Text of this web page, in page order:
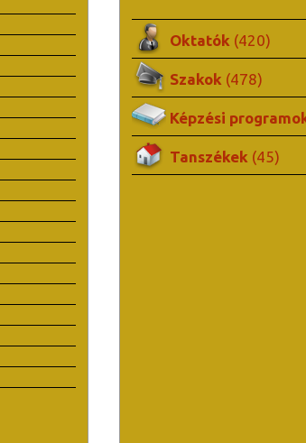
Oktatók (420)
Szakok (478)
Képzési
Tanszékek (45)